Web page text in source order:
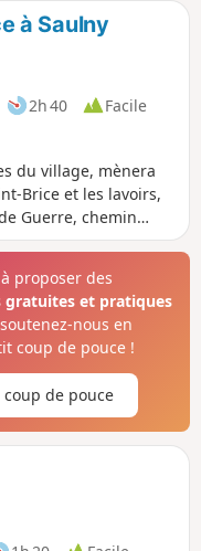
à Saulny
2h 40
Facile
du village, mènera
Brice et les lavoirs,
Guerre, chemin
Ensuite, à travers
point de départ.
proposer des
et pratiques
nous en
coup de pouce !
coup de pouce